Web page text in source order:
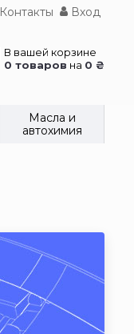
Контакты Вход
В вашей корзине
0 товаров на 0 ₴
Масла и
автохимия